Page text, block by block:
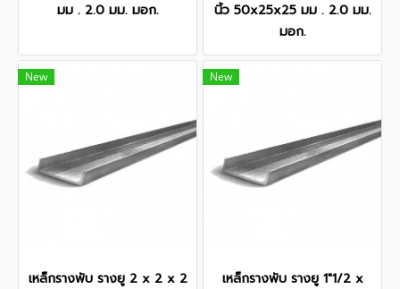
มม . 2.0 มม. มอก.
นิ้ว 50x25x25 มม . 2.0 มม.
มอก.
New
เหล็กรางพับ รางยู 2 x 2 x 2
New
เหล็กรางพับ รางยู 1"1/2 x